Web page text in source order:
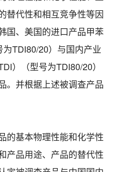
替代性和相互竞争性等因
国、美国的进口产品甲苯
TDI80/20）与国内产业
）（型号为TDI80/20）
。并根据上述被调查产品
基本物理性能和化学性
产品用途、产品的替代性